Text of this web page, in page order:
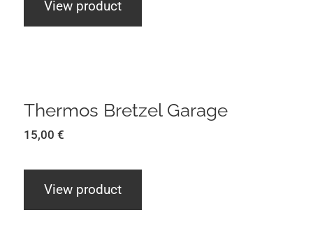
View product
Thermos Bretzel Garage
15,00€
View product